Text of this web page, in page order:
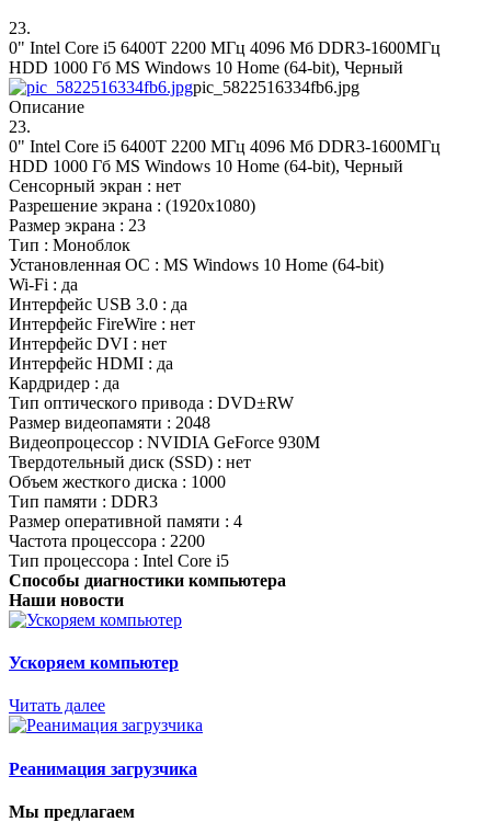
23.
0" Intel Core i5 6400T 2200 МГц 4096 Мб DDR3-1600МГц
HDD 1000 Гб MS Windows 10 Home (64-bit), Черный
pic_5822516334fb6.jpg
Описание
23.
0" Intel Core i5 6400T 2200 МГц 4096 Мб DDR3-1600МГц
HDD 1000 Гб MS Windows 10 Home (64-bit), Черный
Сенсорный экран : нет
Разрешение экрана : (1920x1080)
Размер экрана : 23
Тип : Моноблок
Установленная ОС : MS Windows 10 Home (64-bit)
Wi-Fi : да
Интерфейс USB 3.0 : да
Интерфейс FireWire : нет
Интерфейс DVI : нет
Интерфейс HDMI : да
Кардридер : да
Тип оптического привода : DVD±RW
Размер видеопамяти : 2048
Видеопроцессор : NVIDIA GeForce 930M
Твердотельный диск (SSD) : нет
Объем жесткого диска : 1000
Тип памяти : DDR3
Размер оперативной памяти : 4
Частота процессора : 2200
Тип процессора : Intel Core i5
Способы диагностики компьютера
Наши новости
Ускоряем компьютер
Читать далее
Реанимация загрузчика
Мы предлагаем